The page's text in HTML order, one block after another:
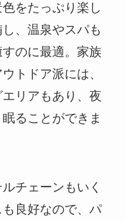
をたっぷり楽し
、温泉やスパも
のに最適。家族
トドア派には、
リアもあり、夜
ることができま
チェーンもいく
良好なので、パ